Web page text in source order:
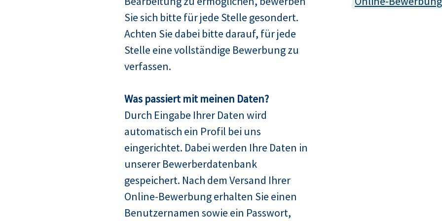
Sie sich bitte für jede Stelle gesondert.
Achten Sie dabei bitte darauf, für jede
Stelle eine vollständige Bewerbung zu
verfassen.
Was passiert mit meinen Daten?
Durch Eingabe Ihrer Daten wird
automatisch ein Profil bei uns
eingerichtet. Dabei werden Ihre Daten in
unserer Bewerberdatenbank
gespeichert. Nach dem Versand Ihrer
Online-Bewerbung erhalten Sie einen
Benutzernamen sowie ein Passwort,